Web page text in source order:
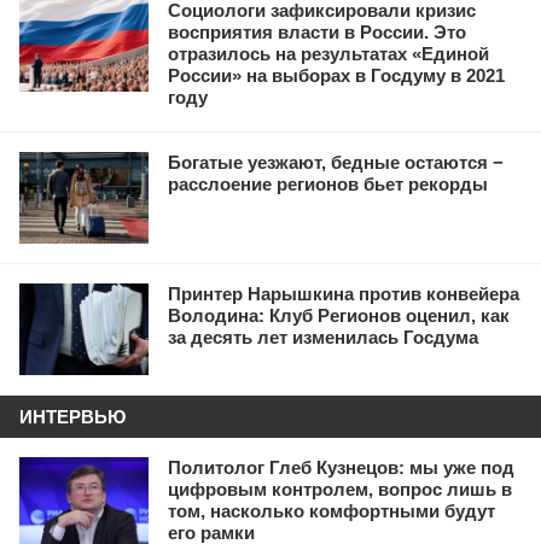
Социологи зафиксировали кризис
восприятия власти в России. Это
отразилось на результатах «Единой
России» на выборах в Госдуму в 2021
году
Богатые уезжают, бедные остаются −
расслоение регионов бьет рекорды
Принтер Нарышкина против конвейера
Володина: Клуб Регионов оценил, как
за десять лет изменилась Госдума
ИНТЕРВЬЮ
Политолог Глеб Кузнецов: мы уже под
цифровым контролем, вопрос лишь в
том, насколько комфортными будут
его рамки